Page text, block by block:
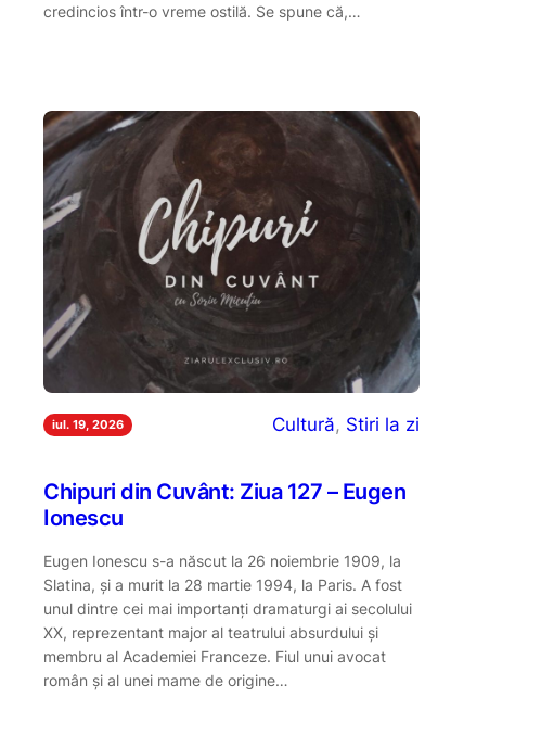
credincios într-o vreme ostilă. Se spune că,…
iul. 19, 2026 Cultură, Stiri la zi
Chipuri din Cuvânt: Ziua 127 – Eugen
Ionescu
Eugen Ionescu s-a născut la 26 noiembrie 1909, la
Slatina, și a murit la 28 martie 1994, la Paris. A fost
unul dintre cei mai importanți dramaturgi ai secolului
XX, reprezentant major al teatrului absurdului și
membru al Academiei Franceze. Fiul unui avocat
român și al unei mame de origine…